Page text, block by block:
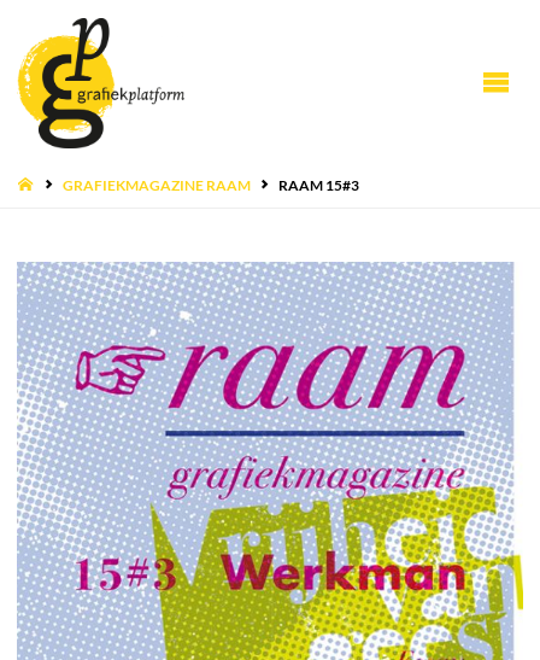
HOMEGRAFIEKMAGAZINE RAAM RAAM 15#3